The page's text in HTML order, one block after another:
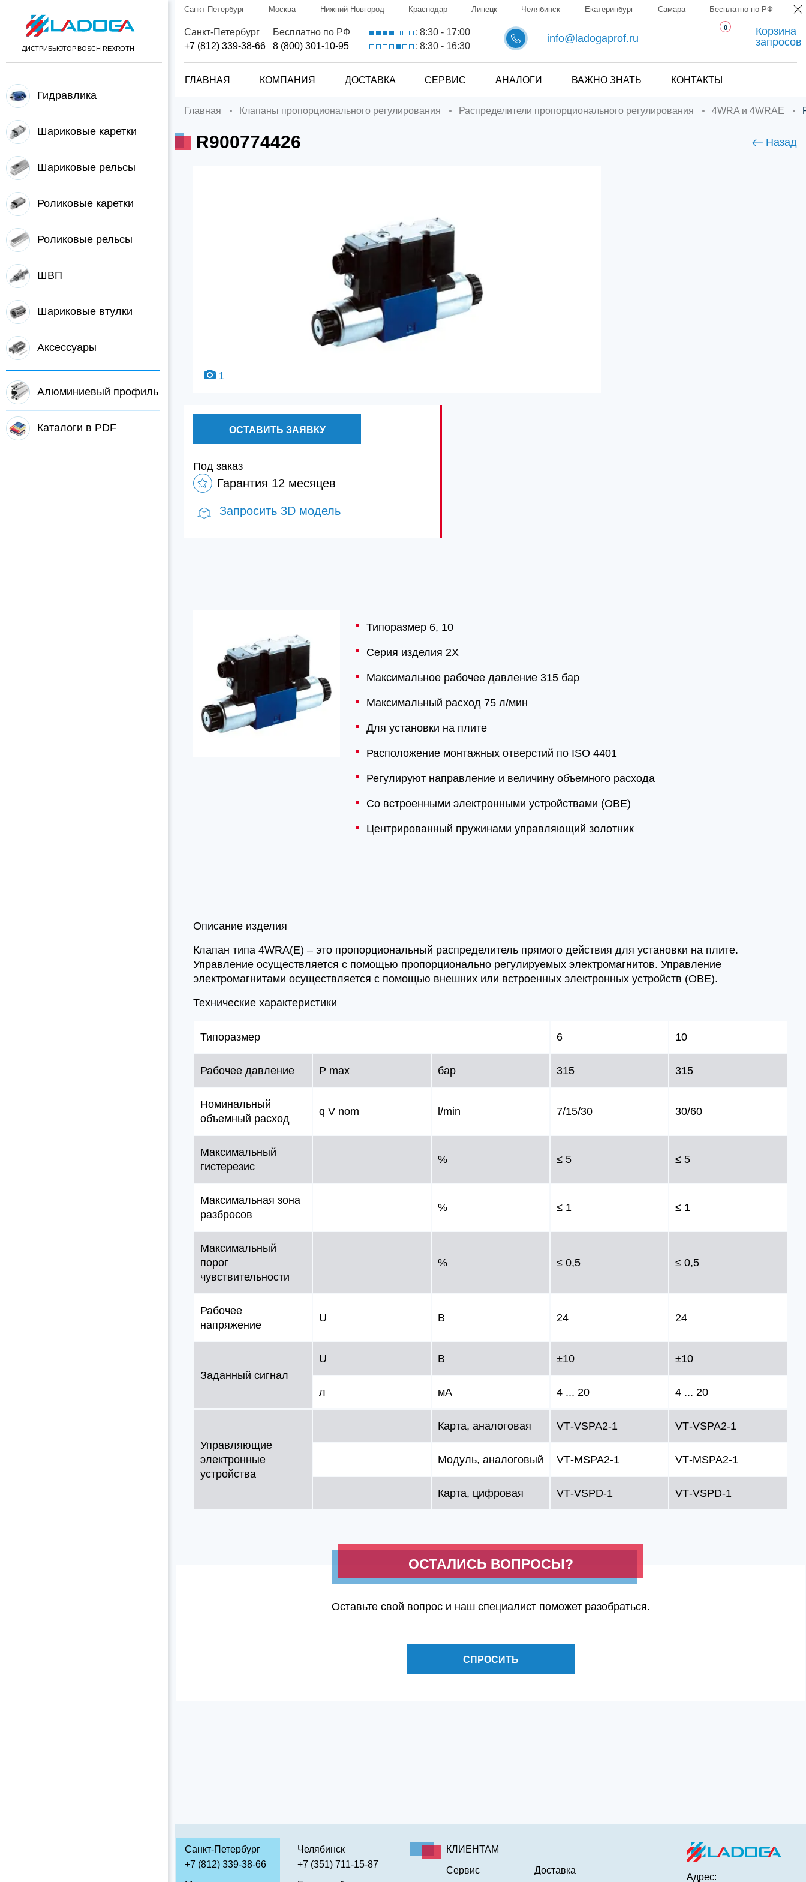
ДИСТРИБЬЮТОР BOSCH REXROTH
Гидравлика
Шариковые каретки
Шариковые рельсы
Роликовые каретки
Роликовые рельсы
ШВП
Шариковые втулки
Аксессуары
Алюминиевый профиль
Каталоги в PDF
Санкт-Петербург Москва Нижний Новгород Краснодар Липецк Челябинск Екатеринбург Самара Бесплатно по РФ
Санкт-Петербург
+7 (812) 339-38-66
Бесплатно по РФ
8 (800) 301-10-95
: 8:30 - 17:00
: 8:30 - 16:30
info@ladogaprof.ru
0
Корзина
запросов
ГЛАВНАЯ КОМПАНИЯ ДОСТАВКА СЕРВИС АНАЛОГИ ВАЖНО ЗНАТЬ КОНТАКТЫ
Главная Клапаны пропорционального регулирования Распределители пропорционального регулирования 4WRA и 4WRAE
R900774426 Назад
1
ОСТАВИТЬ ЗАЯВКУ
Под заказ
Гарантия 12 месяцев
Запросить 3D модель
Типоразмер 6, 10
Серия изделия 2X
Максимальное рабочее давление 315 бар
Максимальный расход 75 л/мин
Для установки на плите
Расположение монтажных отверстий по ISO 4401
Регулируют направление и величину объемного расхода
Со встроенными электронными устройствами (OBE)
Центрированный пружинами управляющий золотник
Описание изделия
Клапан типа 4WRA(E) – это пропорциональный распределитель прямого действия для установки на плите.
Управление осуществляется с помощью пропорционально регулируемых электромагнитов. Управление
электромагнитами осуществляется с помощью внешних или встроенных электронных устройств (OBE).
Технические характеристики
Типоразмер 6 10
Рабочее давление P max бар 315 315
Номинальный
объемный расход
q V nom l/min 7/15/30 30/60
Максимальный
гистерезис
% ≤ 5 ≤ 5
Максимальная зона
разбросов
% ≤ 1 ≤ 1
Максимальный
порог
чувствительности
% ≤ 0,5 ≤ 0,5
Рабочее
напряжение
U В 24 24
Заданный сигнал
U В ±10 ±10
л мA 4 ... 20 4 ... 20
Управляющие
электронные
устройства
Карта, аналоговая VT‑VSPA2‑1 VT‑VSPA2‑1
Модуль, аналоговый VT‑MSPA2‑1 VT‑MSPA2‑1
Карта, цифровая VT‑VSPD‑1 VT‑VSPD‑1
ОСТАЛИСЬ ВОПРОСЫ?
Оставьте свой вопрос и наш специалист поможет разобраться.
СПРОСИТЬ
Санкт-Петербург
+7 (812) 339-38-66
Челябинск
+7 (351) 711-15-87
КЛИЕНТАМ
Сервис Доставка
Адрес: